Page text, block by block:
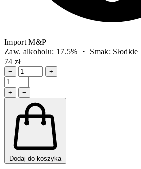
Import M&P
Zaw. alkoholu: 17.5% ・ Smak: Słodkie
74 zł
− +
+ −
Dodaj do koszyka